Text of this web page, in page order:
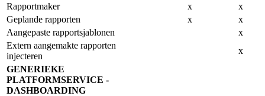
Rapportmaker
x
x
Geplande rapporten
x
x
Aangepaste rapportsjablonen
x
Extern aangemakte rapporten
injecteren
x
GENERIEKE
PLATFORMSERVICE -
DASHBOARDING